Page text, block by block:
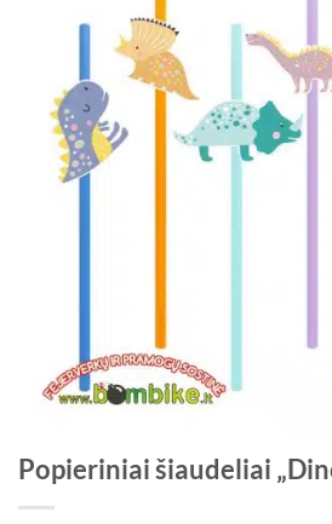
Popieriniai šiaudeliai